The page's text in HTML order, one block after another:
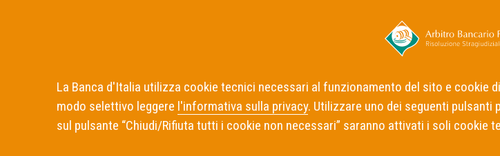
Home Notizie Tirocini extracurriculari presso la Segreteria tecnica dell'ABF della Sede di Bari
La Banca d'Italia utilizza cookie tecnici necessari al funzionamento del sito e cookie
modo selettivo leggere l'informativa sulla privacy. Utilizzare uno dei seguenti pulsanti
sul pulsante “Chiudi/Rifiuta tutti i cookie non necessari” saranno attivati i soli cookie